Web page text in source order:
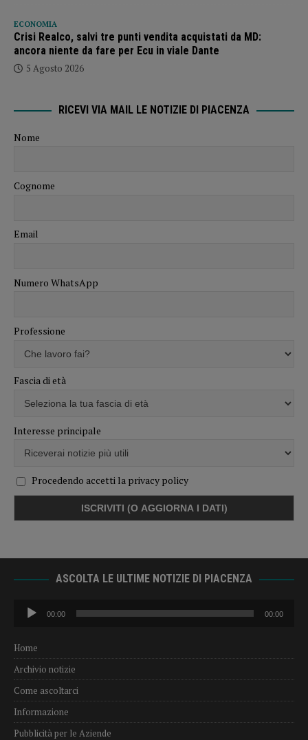
ECONOMIA
Crisi Realco, salvi tre punti vendita acquistati da MD:
ancora niente da fare per Ecu in viale Dante
5 Agosto 2026
RICEVI VIA MAIL LE NOTIZIE DI PIACENZA
Nome
Cognome
Email
Numero WhatsApp
Professione
Fascia di età
Interesse principale
Procedendo accetti la privacy policy
ASCOLTA LE ULTIME NOTIZIE DI PIACENZA
Audio
Player
00:00 00:00
Home
Archivio notizie
Come ascoltarci
Informazione
Pubblicità per le Aziende